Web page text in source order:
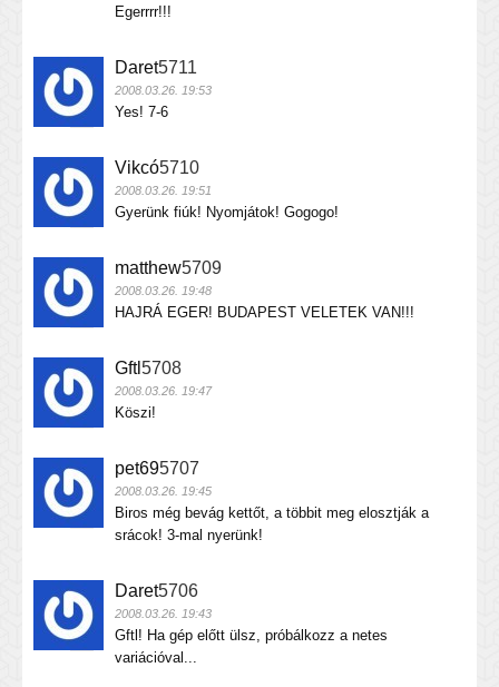
Egerrrr!!!
Daret5711
2008.03.26. 19:53
Yes! 7-6
Vikcó5710
2008.03.26. 19:51
Gyerünk fiúk! Nyomjátok! Gogogo!
matthew5709
2008.03.26. 19:48
HAJRÁ EGER! BUDAPEST VELETEK VAN!!!
Gftl5708
2008.03.26. 19:47
Köszi!
pet695707
2008.03.26. 19:45
Biros még bevág kettőt, a többit meg elosztják a
srácok! 3-mal nyerünk!
Daret5706
2008.03.26. 19:43
Gftl! Ha gép előtt ülsz, próbálkozz a netes
variációval...